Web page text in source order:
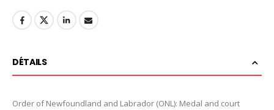
DÉTAILS
Order of Newfoundland and Labrador (ONL): Medal and court